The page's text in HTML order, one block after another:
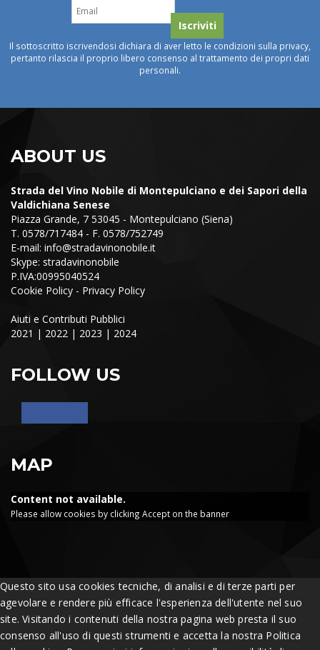
Il sottoscritto iscrivendosi dichiara di aver letto le condizioni sulla privacy,
pertanto rilascia il proprio libero consenso al trattamento dei propri dati
personali.
ABOUT US
Strada del Vino Nobile di Montepulciano e dei Sapori della
Valdichiana Senese
Piazza Grande, 7 53045 - Montepulciano (Siena)
T. 0578/717484 - F. 0578/752749
E-mail: info@stradavinonobile.it
Skype: stradavinonobile
P.IVA:00995040524
Cookie Policy - Privacy Policy
Aiuti e Contributi Pubblici
2021 | 2022 | 2023 | 2024
FOLLOW US
MAP
Content not available.
Please allow cookies by clicking Accept on the banner
Questo sito usa cookies tecniche, di analisi e di terze parti per
agevolare e rendere più efficace l'esperienza dell'utente nel suo
site. Visitando i contenuti della nostra pagina web presta il suo
consenso all'uso di questi strumenti e accetta la nostra Politica